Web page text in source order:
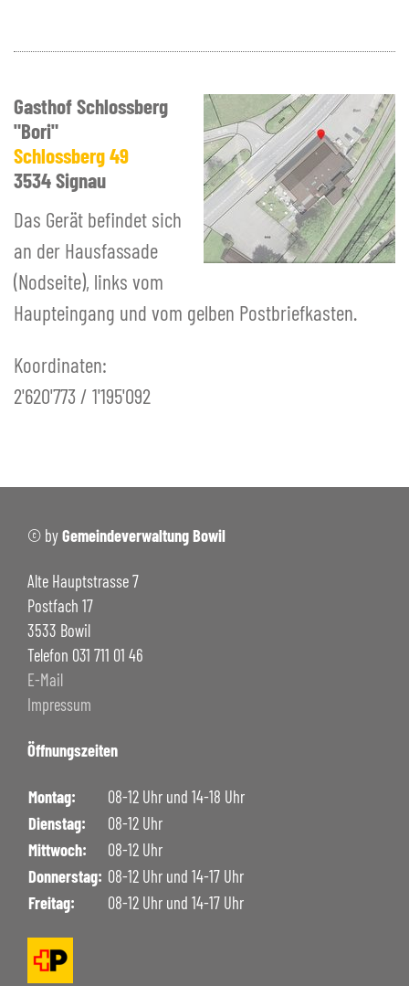
Gasthof Schlossberg
"Bori"
Schlossberg 49
3534 Signau
Das Gerät befindet sich
an der Hausfassade
(Nodseite), links vom
Haupteingang und vom gelben Postbriefkasten.
Koordinaten:
2'620'773 / 1'195'092
© byGemeindeverwaltung Bowil
Alte Hauptstrasse 7
Postfach 17
3533 Bowil
Telefon 031 711 01 46
E-Mail
Impressum
Öffnungszeiten
Montag:
08-12 Uhr und 14-18 Uhr
Dienstag:
08-12 Uhr
Mittwoch:
08-12 Uhr
Donnerstag: 08-12 Uhr und 14-17 Uhr
Freitag:
08-12 Uhr und 14-17 Uhr